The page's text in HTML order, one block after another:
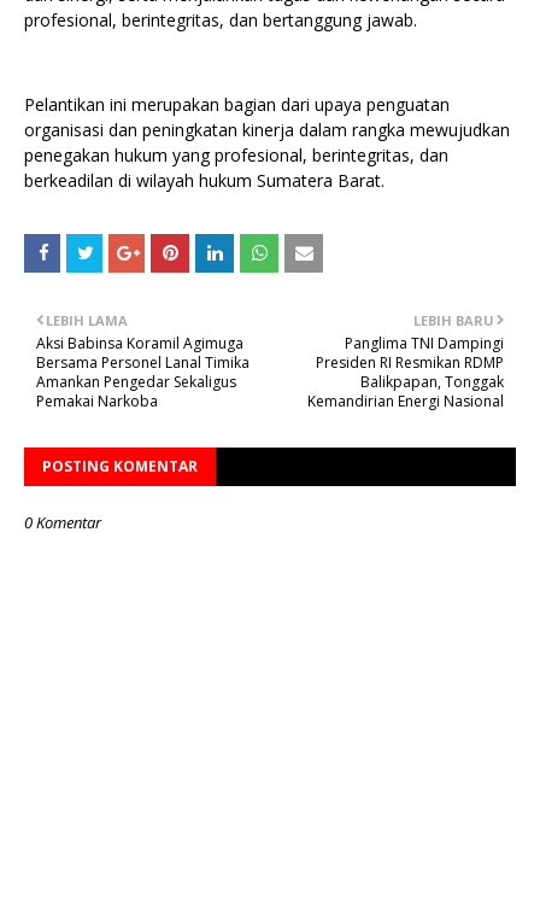
profesional, berintegritas, dan bertanggung jawab.
Pelantikan ini merupakan bagian dari upaya penguatan
organisasi dan peningkatan kinerja dalam rangka mewujudkan
penegakan hukum yang profesional, berintegritas, dan
berkeadilan di wilayah hukum Sumatera Barat.
LEBIH BARU
Panglima TNI Dampingi
Presiden RI Resmikan RDMP
Balikpapan, Tonggak
Kemandirian Energi Nasional
LEBIH LAMA
Aksi Babinsa Koramil Agimuga
Bersama Personel Lanal Timika
Amankan Pengedar Sekaligus
Pemakai Narkoba
POSTING KOMENTAR
0 Komentar